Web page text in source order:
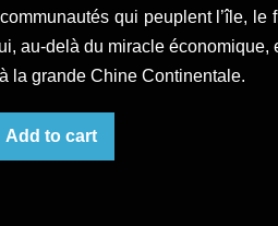
qui peuplent l’île, le
au-delà du miracle économique,
la grande Chine Continentale.
Add to cart